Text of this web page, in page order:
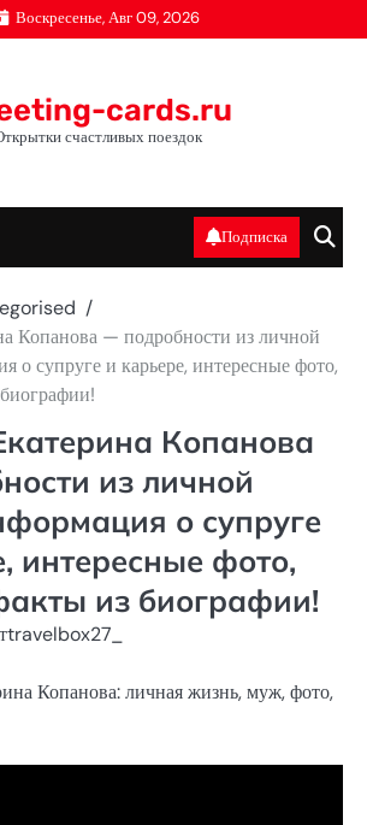
Воскресенье, Авг 09, 2026
cards.ru
счастливых поездок
Подписка
Копанова — подробности из личной
о супруге и карьере, интересные фото,
Копанова
из личной
о супруге
интересные фото,
из биографии!
travelbox27_